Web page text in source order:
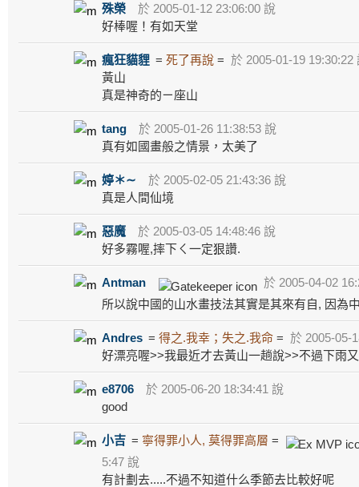
殊榮
於 2005-01-12 23:06:00 說
好棒喔！有如天堂
瘋狂貓貍 =死了再說 = 於 2005-01-19 19:30:22
黃山
真是神奇的ㄧ座山
tang
於 2005-01-26 11:38:53 說
真有如國畫般之情景，太美了
婷＊∼
於 2005-02-05 21:43:36 說
真是人間仙境
惡魔
於 2005-03-05 14:48:46 說
好多霧喔,摔下ㄑ一定狠讚.
Antman
於 2005-04-02
所以說中國的山水畫技法其實是其來有自, 因為
Andres =得之.我幸；失之.我命 = 於 2005-05-
好漂亮喔>>我最近才去黃山一趟說>>不過下雨
e8706
於 2005-06-20 18:34:41 說
good
小吉 = 寧得罪小人, 莫得罪高層 =
5:47 說
有計劃去.....不過不知道什么季節去比較好呢